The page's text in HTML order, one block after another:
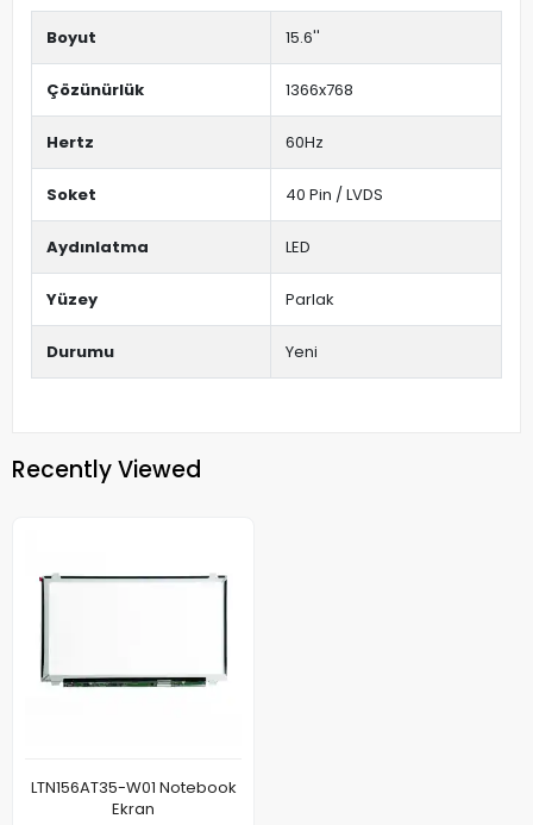
Boyut 15.6''
Çözünürlük 1366x768
Hertz 60Hz
Soket 40 Pin / LVDS
Aydınlatma LED
Yüzey Parlak
Durumu Yeni
Recently Viewed
LTN156AT35-W01 Notebook
Ekran